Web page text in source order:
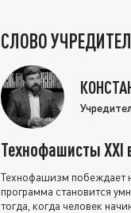
СЛОВО
Технофашисты XXI
Технофашизм побеждает
программа становится
тогда, когда человек